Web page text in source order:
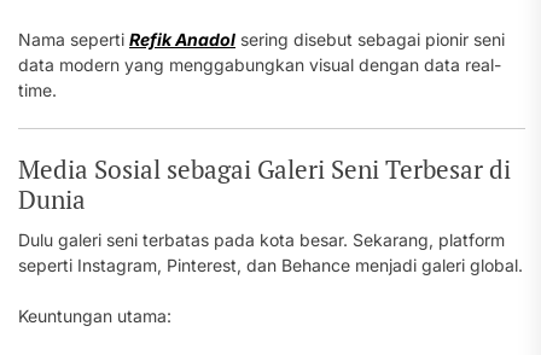
Nama seperti Refik Anadol sering disebut sebagai pionir seni
data modern yang menggabungkan visual dengan data real-
time.
Media Sosial sebagai Galeri Seni Terbesar di
Dunia
Dulu galeri seni terbatas pada kota besar. Sekarang, platform
seperti Instagram, Pinterest, dan Behance menjadi galeri global.
Keuntungan utama: